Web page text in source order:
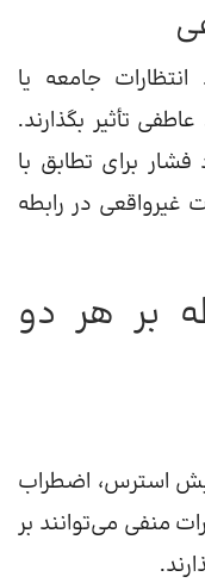
جامعه یا
تأثیر بگذارند.
برای تطابق با
غیرواقعی در رابطه
بر هر دو
استرس، اضطراب
منفی می‌توانند بر